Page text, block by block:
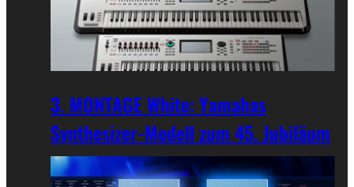
3. MONTAGE White: Yamahas
Synthesizer-Modell zum 45. Jubiläum